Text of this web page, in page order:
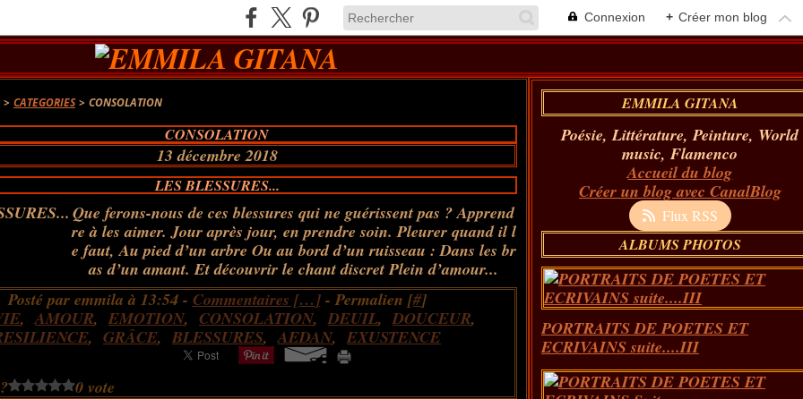
Connexion + Créer mon blog
> CATEGORIES > CONSOLATION
CONSOLATION
13 décembre 2018
LES BLESSURES...
Que ferons-nous de ces blessures qui ne guérissent pas ? Apprend
re à les aimer. Jour après jour, en prendre soin. Pleurer quand il l
e faut, Au pied d’un arbre Ou au bord d’un ruisseau : Dans les br
as d’un amant. Et découvrir le chant discret Plein d’amour...
Posté par emmila à 13:54 - Commentaires […]- Permalien [#]
,AMOUR, EMOTION, CONSOLATION,DEUIL,DOUCEUR,
, GRÂCE, BLESSURES,AEDAN, EXUSTENCE
0 vote
EMMILA GITANA
Poésie, Littérature, Peinture, World
music, Flamenco
Accueil du blog
Créer un blog avec CanalBlog
Flux RSS
ALBUMS PHOTOS
PORTRAITS DE POETES ET
ECRIVAINS suite....III